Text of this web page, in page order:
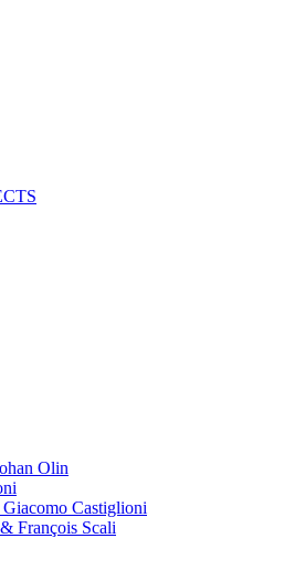
Olin
Castiglioni
François Scali